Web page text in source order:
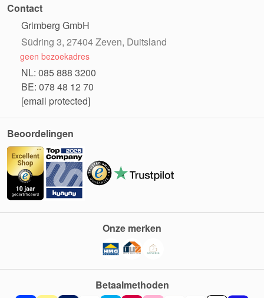
Contact
Grimberg GmbH
Südring 3, 27404 Zeven, Duitsland
geen bezoekadres
NL: 085 888 3200
BE: 078 48 12 70
[email protected]
Beoordelingen
Betaalmethoden
Onze merken